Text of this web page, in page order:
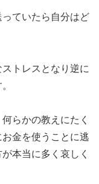
ていたら自分はど
トレスとなり逆に
らかの教えにたく
金を使うことに逃
本当に多く哀しく